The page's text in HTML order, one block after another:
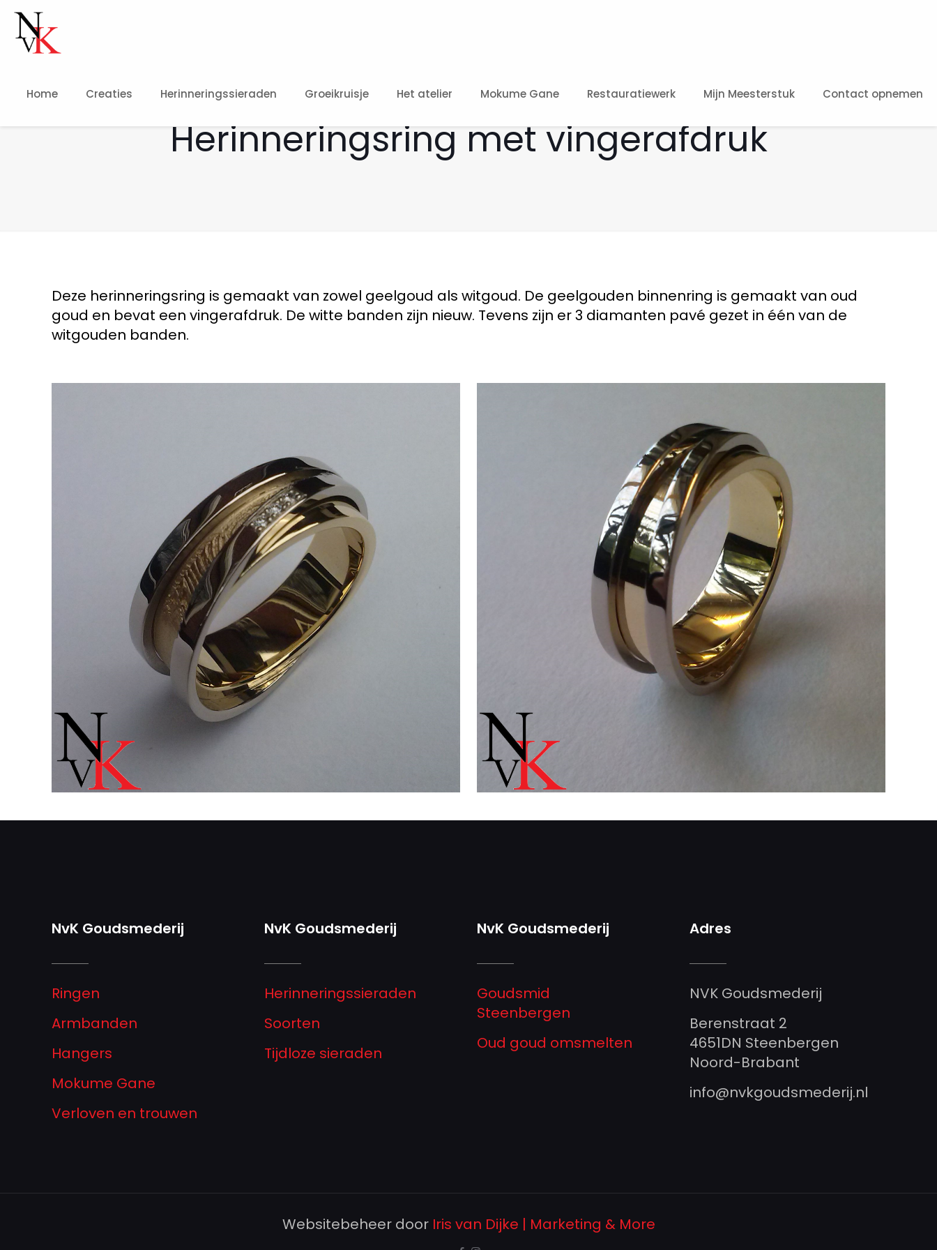
Home Creaties Herinneringssieraden Groeikruisje Het atelier Mokume Gane Restauratiewerk Mijn Meesterstuk Contact opnemen
Herinneringsring met vingerafdruk
Deze herinneringsring is gemaakt van zowel geelgoud als witgoud. De geelgouden binnenring is gemaakt van oud
goud en bevat een vingerafdruk. De witte banden zijn nieuw. Tevens zijn er 3 diamanten pavé gezet in één van de
witgouden banden.
NvK Goudsmederij
Ringen
Armbanden
Hangers
Mokume Gane
Verloven en trouwen
NvK Goudsmederij
Herinneringssieraden
Soorten
Tijdloze sieraden
NvK Goudsmederij
Goudsmid
Steenbergen
Oud goud omsmelten
Adres
NVK Goudsmederij
Berenstraat 2
4651DN Steenbergen
Noord-Brabant
info@nvkgoudsmederij.nl
Websitebeheer door Iris van Dijke | Marketing & More